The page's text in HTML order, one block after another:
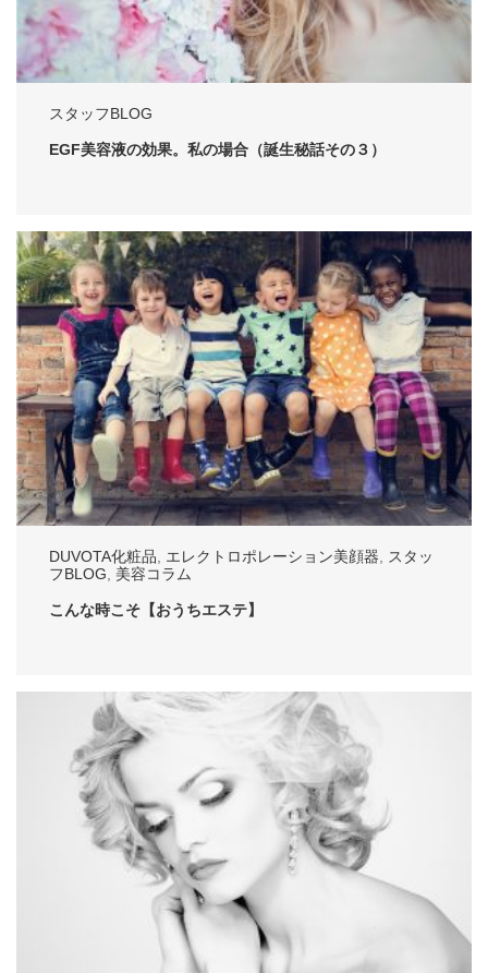
スタッフBLOG
EGF美容液の効果。私の場合（誕生秘話その３）
DUVOTA化粧品 エレクトロポレーション美顔器
スタッ
フBLOG
美容コラム
こんな時こそ【おうちエステ】